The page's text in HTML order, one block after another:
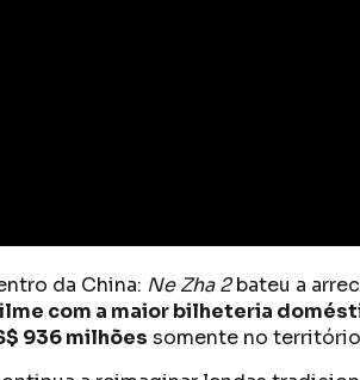
da China: Ne Zha 2bateu a
com a maior bilheteria
936 milhões somente no